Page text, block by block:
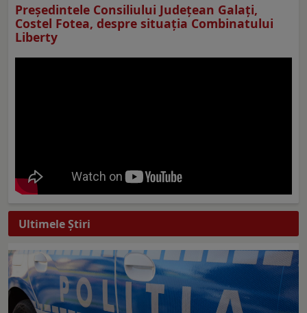
Preşedintele Consiliului Judeţean Galaţi,
Costel Fotea, despre situaţia Combinatului
Liberty
Ultimele Ştiri